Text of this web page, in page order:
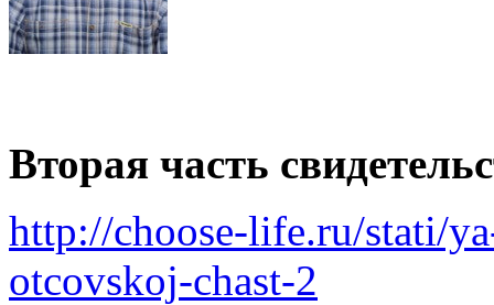
Вторая часть
http://choose-life.ru/stati/
otcovskoj-chast-2